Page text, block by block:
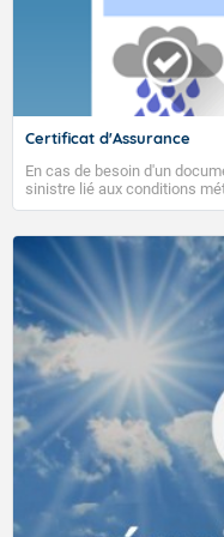
L'objectif de cette
semaines de l’information
privilégiées de formation
trajectoires probables)
pour La Réunion.
24/04/2026
Semaines
semaine S1 : 20 au 26 avril
semaine S2 : 27 avril au 03
semaine S3 : 04 au 10 mai
semaine S4 : 11 au 17 mai
Accéder
Certificat d'Assurance
En cas de besoin d'un
sinistre lié aux conditions